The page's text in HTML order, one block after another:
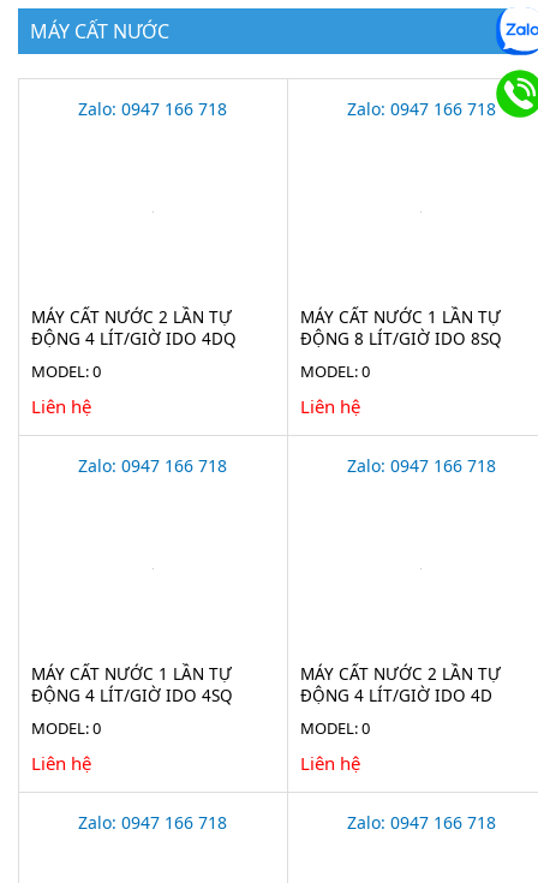
MÁY CẤT NƯỚC
Zalo: 0947 166 718
MÁY CẤT NƯỚC 2 LẦN TỰ
ĐỘNG 4 LÍT/GIỜ IDO 4DQ
MODEL: 0
Liên hệ
Zalo: 0947 166 718
MÁY CẤT NƯỚC 1 LẦN TỰ
ĐỘNG 8 LÍT/GIỜ IDO 8SQ
MODEL: 0
Liên hệ
Zalo: 0947 166 718
MÁY CẤT NƯỚC 1 LẦN TỰ
ĐỘNG 4 LÍT/GIỜ IDO 4SQ
MODEL: 0
Liên hệ
Zalo: 0947 166 718
MÁY CẤT NƯỚC 2 LẦN TỰ
ĐỘNG 4 LÍT/GIỜ IDO 4D
MODEL: 0
Liên hệ
Zalo: 0947 166 718 Zalo: 0947 166 718